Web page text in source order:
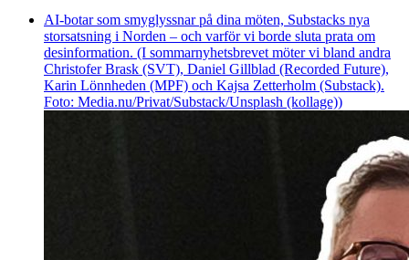
AI-botar som smyglyssnar på dina möten, Substacks nya
storsatsning i Norden – och varför vi borde sluta prata om
desinformation. (I sommarnyhetsbrevet möter vi bland andra
Christofer Brask (SVT), Daniel Gillblad (Recorded Future),
Karin Lönnheden (MPF) och Kajsa Zetterholm (Substack).
Foto: Media.nu/Privat/Substack/Unsplash (kollage))